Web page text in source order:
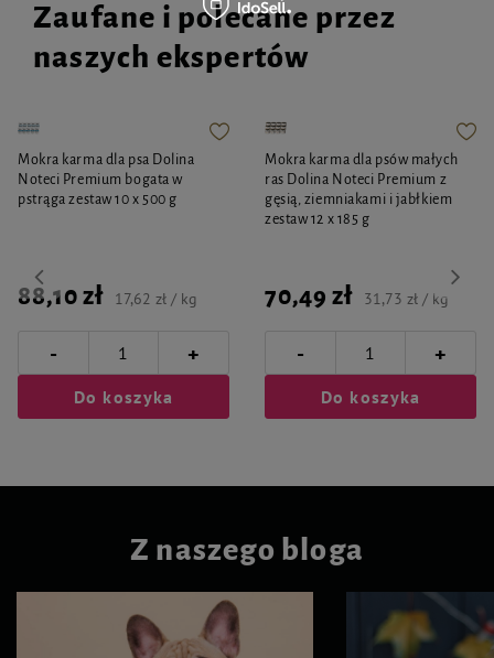
Zaufane i polecane przez
naszych ekspertów
Mokra karma dla psa Dolina
Noteci Premium bogata w
pstrąga zestaw 10 x 500 g
88,10 zł 17,62 zł / kg
- +
Do koszyka
Mokra karma dla psów małych
ras Dolina Noteci Premium z
gęsią, ziemniakami i jabłkiem
zestaw 12 x 185 g
70,49 zł 31,73 zł / kg
- +
Do koszyka
Z naszego bloga